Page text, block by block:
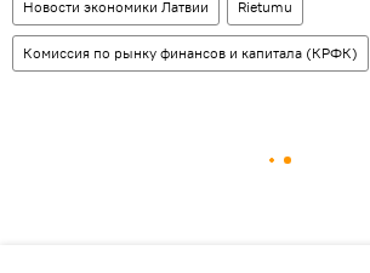
Новости экономики Латвии Rietumu
Комиссия по рынку финансов и капитала (КРФК)